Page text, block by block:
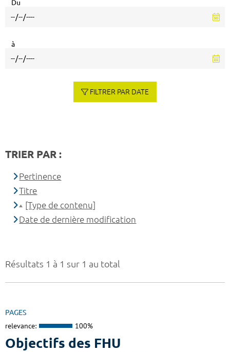
Résultats 1 à 1 sur 1 au total
PAGES
relevance: 100%
Objectifs des FHU
Du
à
FILTRER PAR DATE
TRIER PAR :
Pertinence
Titre
[Type de contenu]
Date de dernière modification